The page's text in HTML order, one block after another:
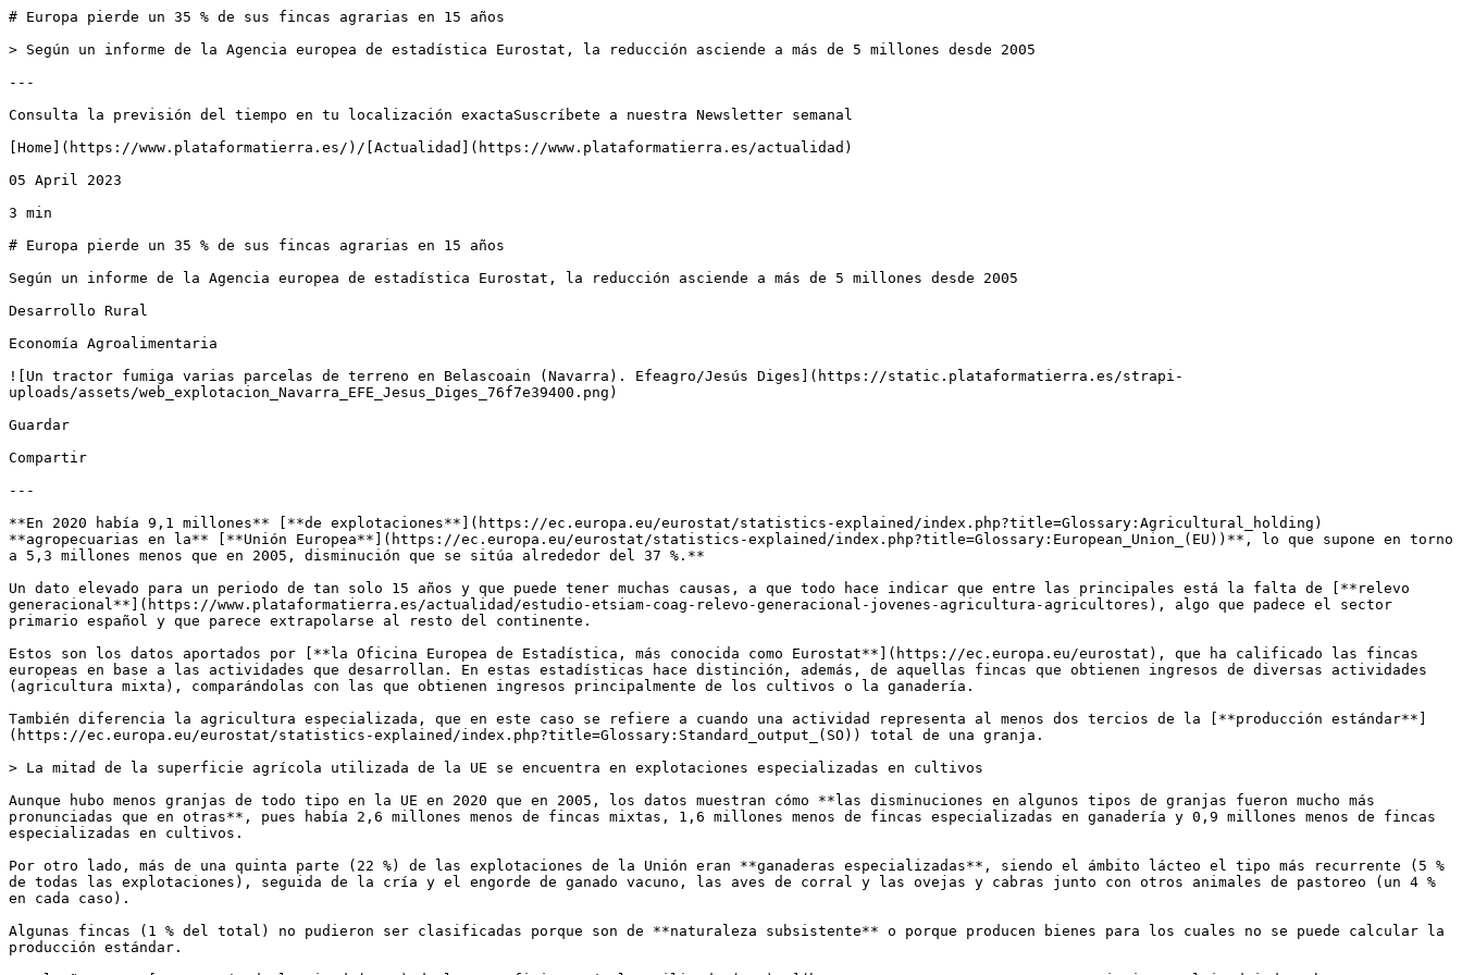
# Europa pierde un 35 % de sus fincas agrarias en 15 años
> Según un informe de la Agencia europea de estadística Eurostat, la reducción asciende a más de 5 millones desde 2005
---
Consulta la previsión del tiempo en tu localización exactaSuscríbete a nuestra Newsletter semanal
[Home](https://www.plataformatierra.es/)/[Actualidad](https://www.plataformatierra.es/actualidad)
05 April 2023
3 min
# Europa pierde un 35 % de sus fincas agrarias en 15 años
Según un informe de la Agencia europea de estadística Eurostat, la reducción asciende a más de 5 millones desde 2005
Desarrollo Rural
Economía Agroalimentaria
![Un tractor fumiga varias parcelas de terreno en Belascoain (Navarra). Efeagro/Jesús Diges](https://static.plataformatierra.es/strapi-
uploads/assets/web_explotacion_Navarra_EFE_Jesus_Diges_76f7e39400.png)
Guardar
Compartir
---
**En 2020 había 9,1 millones** [**de explotaciones**](https://ec.europa.eu/eurostat/statistics-explained/index.php?title=Glossary:Agricultural_holding)
**agropecuarias en la** [**Unión Europea**](https://ec.europa.eu/eurostat/statistics-explained/index.php?title=Glossary:European_Union_(EU))**, lo que supone en torno
a 5,3 millones menos que en 2005, disminución que se sitúa alrededor del 37 %.**
Un dato elevado para un periodo de tan solo 15 años y que puede tener muchas causas, a que todo hace indicar que entre las principales está la falta de [**relevo
generacional**](https://www.plataformatierra.es/actualidad/estudio-etsiam-coag-relevo-generacional-jovenes-agricultura-agricultores), algo que padece el sector
primario español y que parece extrapolarse al resto del continente.
Estos son los datos aportados por [**la Oficina Europea de Estadística, más conocida como Eurostat**](https://ec.europa.eu/eurostat), que ha calificado las fincas
europeas en base a las actividades que desarrollan. En estas estadísticas hace distinción, además, de aquellas fincas que obtienen ingresos de diversas actividades
(agricultura mixta), comparándolas con las que obtienen ingresos principalmente de los cultivos o la ganadería.
También diferencia la agricultura especializada, que en este caso se refiere a cuando una actividad representa al menos dos tercios de la [**producción estándar**]
(https://ec.europa.eu/eurostat/statistics-explained/index.php?title=Glossary:Standard_output_(SO)) total de una granja.
> La mitad de la superficie agrícola utilizada de la UE se encuentra en explotaciones especializadas en cultivos
Aunque hubo menos granjas de todo tipo en la UE en 2020 que en 2005, los datos muestran cómo **las disminuciones en algunos tipos de granjas fueron mucho más
pronunciadas que en otras**, pues había 2,6 millones menos de fincas mixtas, 1,6 millones menos de fincas especializadas en ganadería y 0,9 millones menos de fincas
especializadas en cultivos.
Por otro lado, más de una quinta parte (22 %) de las explotaciones de la Unión eran **ganaderas especializadas**, siendo el ámbito lácteo el tipo más recurrente (5 %
de todas las explotaciones), seguida de la cría y el engorde de ganado vacuno, las aves de corral y las ovejas y cabras junto con otros animales de pastoreo (un 4 %
en cada caso).
Algunas fincas (1 % del total) no pudieron ser clasificadas porque son de **naturaleza subsistente** o porque producen bienes para los cuales no se puede calcular la
producción estándar.